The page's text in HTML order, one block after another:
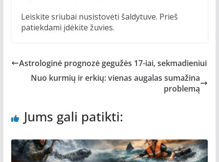
Leiskite sriubai nusistovėti šaldytuve. Prieš
patiekdami įdėkite žuvies.
Astrologinė prognozė gegužės 17-iai, sekmadieniui
Nuo kurmių ir erkių: vienas augalas sumažina
problemą
Jums gali patikti: